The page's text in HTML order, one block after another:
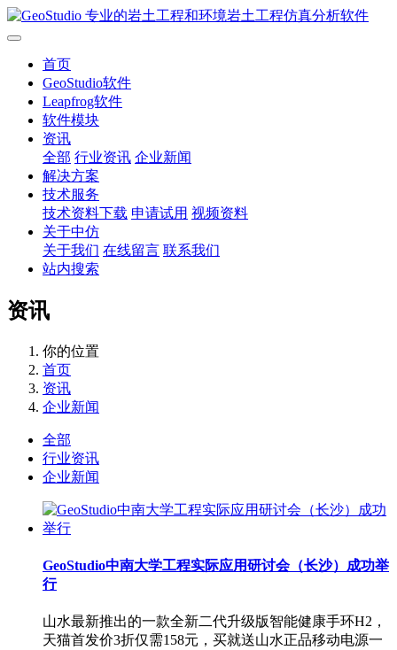
首页
GeoStudio软件
Leapfrog软件
软件模块
资讯
全部 行业资讯 企业新闻
解决方案
技术服务
技术资料下载 申请试用 视频资料
关于中仿
关于我们 在线留言 联系我们
站内搜索
资讯
你的位置
首页
资讯
企业新闻
全部
行业资讯
企业新闻
GeoStudio中南大学工程实际应用研讨会（长沙）成功举
行
山水最新推出的一款全新二代升级版智能健康手环H2，
天猫首发价3折仅需158元，买就送山水正品移动电源一